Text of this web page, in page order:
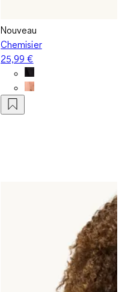
Nouveau
Chemisier
25,99 €